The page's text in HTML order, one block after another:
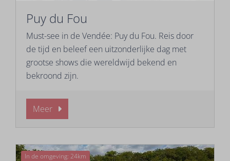
Puy du Fou
Must-see in de Vendée: Puy du Fou. Reis door
de tijd en beleef een uitzonderlijke dag met
grootse shows die wereldwijd bekend en
bekroond zijn.
Meer
In de omgeving: 24km